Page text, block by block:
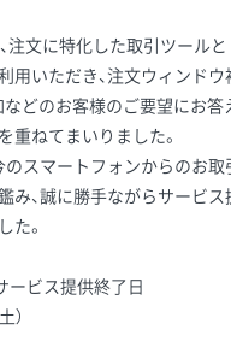
、注文に特化した取引ツール
用いただき、注文ウィンドウ
どのお客様のご要望にお答
重ねてまいりました。
のスマートフォンからのお
み、誠に勝手ながらサービ
た。
ービス提供終了日
）